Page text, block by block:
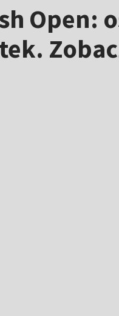
Open: